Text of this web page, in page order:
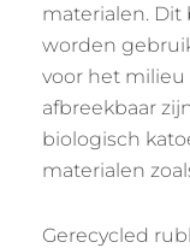
materialen.
worden
voor het milieu
afbreekbaar
biologisch
materialen
Gerecycled